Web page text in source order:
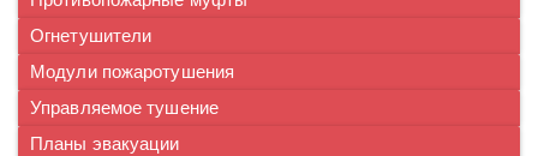
Огнетушители
Модули пожаротушения
Управляемое тушение
Планы эвакуации